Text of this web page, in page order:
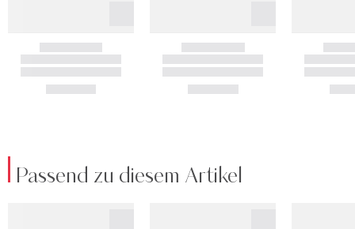
Passend zu diesem Artikel